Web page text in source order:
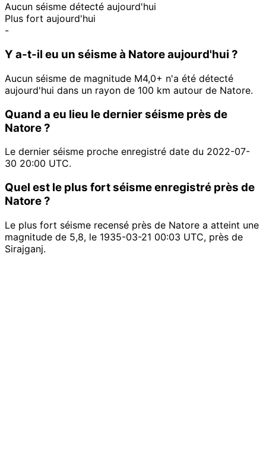
Aucun séisme détecté aujourd'hui
Plus fort aujourd'hui
-
Y a-t-il eu un séisme à Natore aujourd'hui ?
Aucun séisme de magnitude M4,0+ n'a été détecté
aujourd'hui dans un rayon de 100 km autour de Natore.
Quand a eu lieu le dernier séisme près de
Natore ?
Le dernier séisme proche enregistré date du 2022-07-
30 20:00 UTC.
Quel est le plus fort séisme enregistré près de
Natore ?
Le plus fort séisme recensé près de Natore a atteint une
magnitude de 5,8, le 1935-03-21 00:03 UTC, près de
Sirajganj.